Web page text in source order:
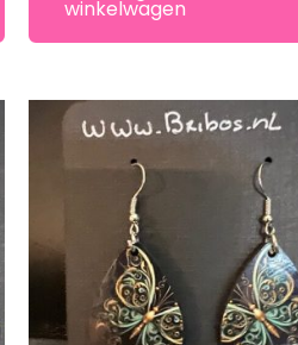
winkelwagen